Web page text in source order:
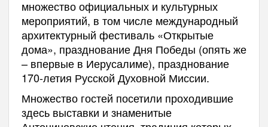
множество официальных и культурных
мероприятий, в том числе международный
архитектурный фестиваль «Открытые
дома», празднование Дня Победы (опять же
– впервые в Иерусалиме), празднование
170-летия Русской Духовной Миссии.
Множество гостей посетили проходившие
здесь выставки и знаменитые